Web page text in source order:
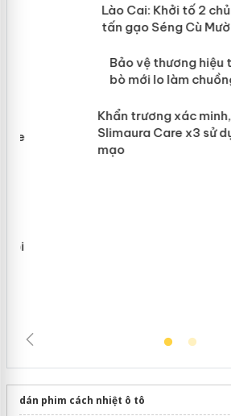
Lào Cai: Khởi tố 2
hơn 22 tấn gạo
Bảo vệ thương
“mất bò mới lo làm
dán phim cách nhiệt ô tô